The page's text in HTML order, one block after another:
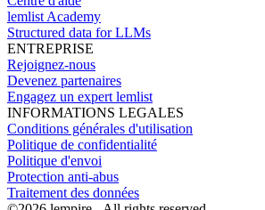
lemlist Academy
Structured data for LLMs
ENTREPRISE
Rejoignez-nous
Devenez partenaires
Engagez un expert lemlist
INFORMATIONS LEGALES
Conditions générales d'utilisation
Politique de confidentialité
Politique d'envoi
Protection anti-abus
Traitement des données